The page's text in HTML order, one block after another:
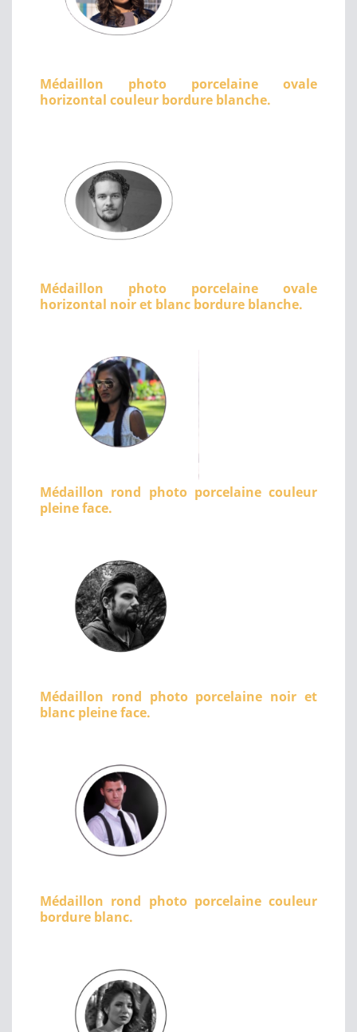
Médaillon photo porcelaine ovale
horizontal couleur bordure blanche.
Médaillon photo porcelaine ovale
horizontal noir et blanc bordure blanche.
Médaillon rond photo porcelaine couleur
pleine face.
Médaillon rond photo porcelaine noir et
blanc pleine face.
Médaillon rond photo porcelaine couleur
bordure blanc.